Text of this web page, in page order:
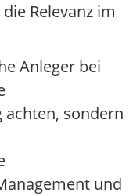
Relevanz im
Anleger bei
sondern
und